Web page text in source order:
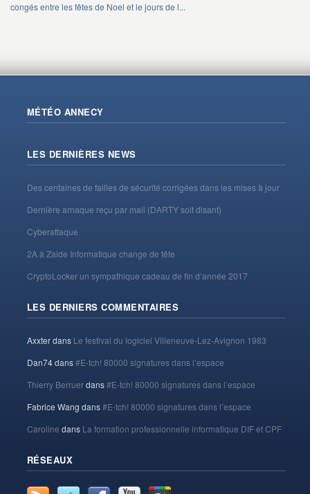
congés entre les fêtes de Noel et le jours de l...
MÉTÉO ANNECY
LES DERNIÈRES NEWS
Des centaines de failles de sécurité corrigées dans les mises à jour
Dernière arnaque reçu par mail (DARTY soit disant)
Cyberattaque
2A à Zaide Informatique change de tête
CryptoLocker un sympathique cadeau de fin d’année 2017
LES DERNIERS COMMENTAIRES
Axxterdans Le festival du logiciel Villeneuve-Lez-Avignon 1983
Dan74dans#E-tch! 80000 signatures dans l’espace
Thierry Berruerdans#E-tch! 80000 signatures dans l’espace
Fabrice Wang dans#E-tch! 80000 signatures dans l’espace
Caroline dans La formation professionnelle informatique DIF et CPF
RÉSEAUX